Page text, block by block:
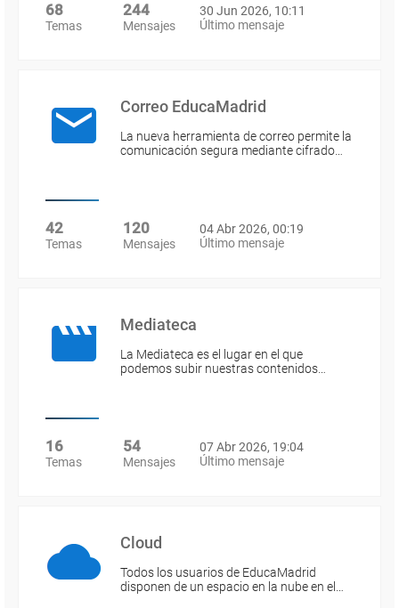
68
Temas
244
Mensajes
30 Jun 2026, 10:11
Último mensaje
Correo EducaMadrid
La nueva herramienta de correo permite la
comunicación segura mediante cifrado…
42
Temas
120
Mensajes
04 Abr 2026, 00:19
Último mensaje
Mediateca
La Mediateca es el lugar en el que
podemos subir nuestras contenidos…
16
Temas
54
Mensajes
07 Abr 2026, 19:04
Último mensaje
Cloud
Todos los usuarios de EducaMadrid
disponen de un espacio en la nube en el…